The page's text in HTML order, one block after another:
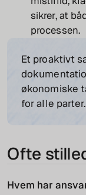
sikrer, at
processen.
Et proaktivt
økonomiske
for alle parter.
Ofte
Hvem har